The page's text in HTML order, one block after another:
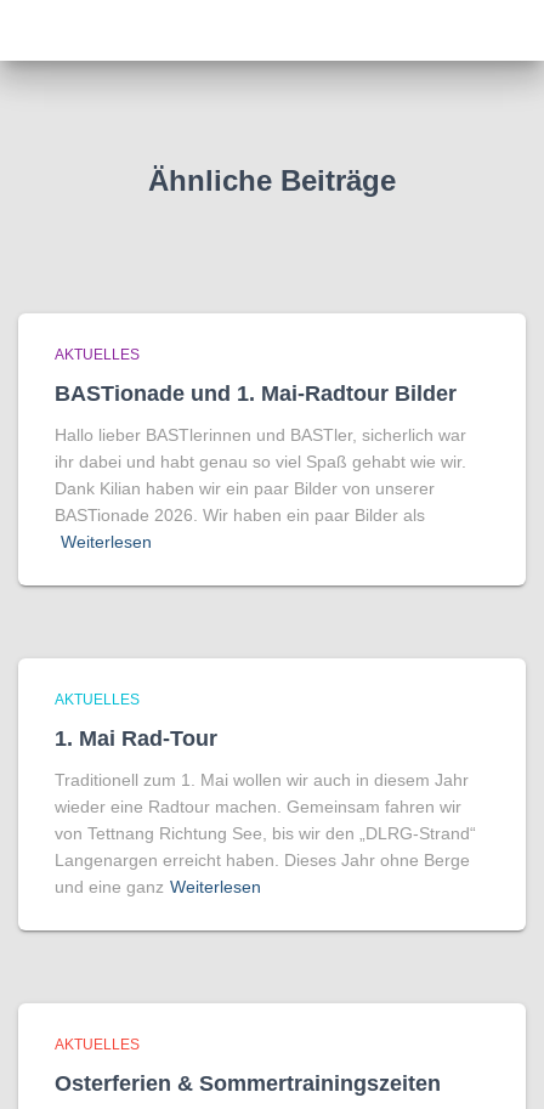
Ähnliche Beiträge
AKTUELLES
BASTionade und 1. Mai-Radtour Bilder
Hallo lieber BASTlerinnen und BASTler, sicherlich war
ihr dabei und habt genau so viel Spaß gehabt wie wir.
Dank Kilian haben wir ein paar Bilder von unserer
BASTionade 2026. Wir haben ein paar Bilder als
Weiterlesen
AKTUELLES
1. Mai Rad-Tour
Traditionell zum 1. Mai wollen wir auch in diesem Jahr
wieder eine Radtour machen. Gemeinsam fahren wir
von Tettnang Richtung See, bis wir den „DLRG-Strand“
Langenargen erreicht haben. Dieses Jahr ohne Berge
und eine ganz Weiterlesen
AKTUELLES
Osterferien & Sommertrainingszeiten